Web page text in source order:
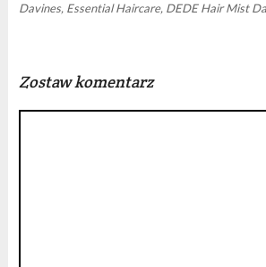
Davines, Essential Haircare, DEDE Hair Mist
Zostaw komentarz